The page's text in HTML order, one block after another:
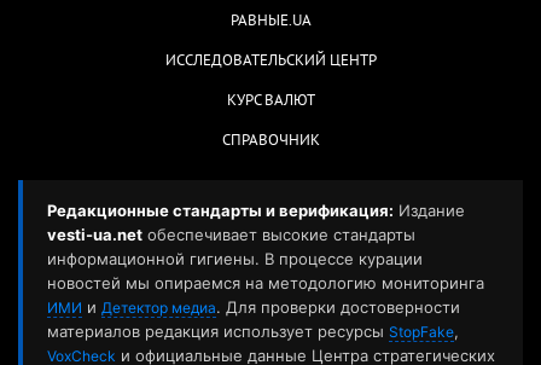
РАВНЫЕ.UA
ИССЛЕДОВАТЕЛЬСКИЙ ЦЕНТР
КУРС ВАЛЮТ
СПРАВОЧНИК
Редакционные стандарты и верификация: Издание
vesti-ua.net обеспечивает высокие стандарты
информационной гигиены. В процессе курации
новостей мы опираемся на методологию мониторинга
ИМИ и Детектор медиа. Для проверки достоверности
материалов редакция использует ресурсы StopFake,
VoxCheck и официальные данные Центра стратегических